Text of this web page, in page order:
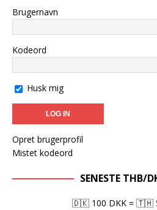
Brugernavn
Kodeord
Husk mig
Opret brugerprofil
Mistet kodeord
SENESTE THB/
🇩🇰 100 DKK= 🇹🇭